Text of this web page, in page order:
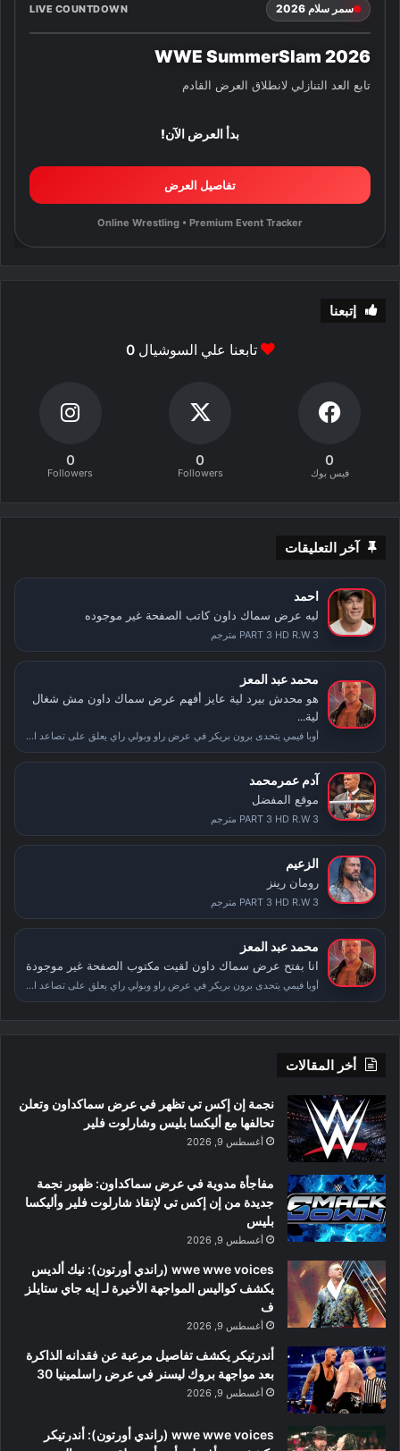
سمر سلام 2026 LIVE COUNTDOWN
WWE SummerSlam 2026
تابع العد التنازلي لانطلاق العرض القادم
بدأ العرض الآن!
تفاصيل العرض
Online Wrestling • Premium Event Tracker
إتبعنا
تابعنا علي السوشيال0
0
فيس بوك
0
Followers
0
Followers
آخر التعليقات
احمد
ليه عرض سماك داون كاتب الصفحة غير موجوده
PART 3 HD R.W 3 مترجم
محمد عبد المعز
هو محدش بيرد لية عايز أفهم عرض سماك داون مش شغال
لية...
أوبا فيمي يتحدى برون بريكر في عرض راو وبولي راي يعلق على تصاعد الأحداث بعد سمر سلام
آدم عمرمحمد
موقع المفضل
PART 3 HD R.W 3 مترجم
الزعيم
رومان رينز
PART 3 HD R.W 3 مترجم
محمد عبد المعز
انا بفتح عرض سماك داون لقيت مكتوب الصفحة غير موجودة
أوبا فيمي يتحدى برون بريكر في عرض راو وبولي راي يعلق على تصاعد الأحداث بعد سمر سلام
أخر المقالات
نجمة إن إكس تي تظهر في عرض سماكداون وتعلن
تحالفها مع أليكسا بليس وشارلوت فلير
أغسطس 9, 2026
مفاجأة مدوية في عرض سماكداون: ظهور نجمة
جديدة من إن إكس تي لإنقاذ شارلوت فلير وأليكسا
بليس
أغسطس 9, 2026
wwe wwe voices (راندي أورتون): نيك ألديس
يكشف كواليس المواجهة الأخيرة لـ إيه جاي ستايلز
ف
أغسطس 9, 2026
أندرتيكر يكشف تفاصيل مرعبة عن فقدانه الذاكرة
بعد مواجهة بروك ليسنر في عرض راسلمينيا 30
أغسطس 9, 2026
wwe wwe voices (راندي أورتون): أندرتيكر